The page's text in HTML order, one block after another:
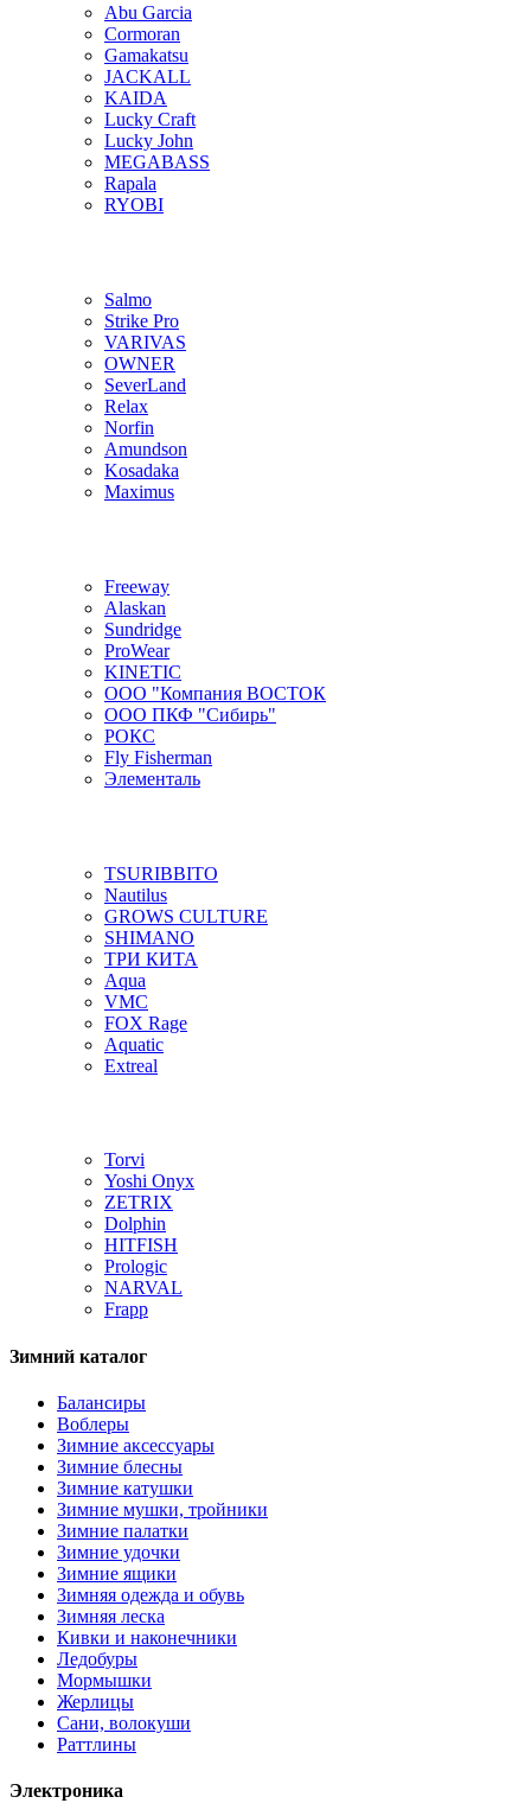
Abu Garcia
Cormoran
Gamakatsu
JACKALL
KAIDA
Lucky Craft
Lucky John
MEGABASS
Rapala
RYOBI
Salmo
Strike Pro
VARIVAS
OWNER
SeverLand
Relax
Norfin
Amundson
Kosadaka
Maximus
Freeway
Alaskan
Sundridge
ProWear
KINETIC
ООО "Компания ВОСТОК
ООО ПКФ "Сибирь"
РОКС
Fly Fisherman
Элементаль
TSURIBBITO
Nautilus
GROWS CULTURE
SHIMANO
ТРИ КИТА
Aqua
VMC
FOX Rage
Aquatic
Extreal
Torvi
Yoshi Onyx
ZETRIX
Dolphin
HITFISH
Prologic
NARVAL
Frapp
Зимний каталог
Балансиры
Воблеры
Зимние аксессуары
Зимние блесны
Зимние катушки
Зимние мушки, тройники
Зимние палатки
Зимние удочки
Зимние ящики
Зимняя одежда и обувь
Зимняя леска
Кивки и наконечники
Ледобуры
Мормышки
Жерлицы
Сани, волокуши
Раттлины
Электроника